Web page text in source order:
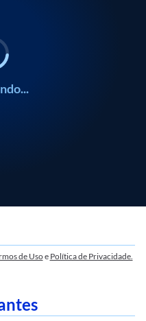
de Usoe Política de Privacidade.